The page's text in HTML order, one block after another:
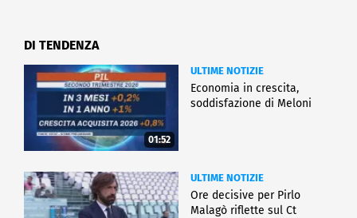
DI TENDENZA
01:52
ULTIME NOTIZIE
Economia in crescita,
soddisfazione di Meloni
ULTIME NOTIZIE
Ore decisive per Pirlo
Malagò riflette sul Ct